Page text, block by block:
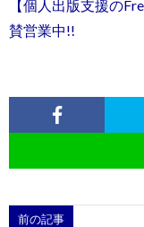
【個人出版支援の
賛営業中!!
前の記事